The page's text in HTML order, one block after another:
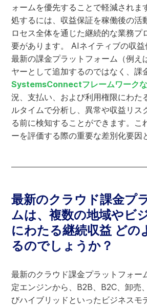
ォームを優先することで軽減されま
処するには、収益保証を稼働後の活
ロセス全体を通じた継続的な業務プ
要があります。 AIネイティブの収
最新の課金プラットフォーム（例え
ヤーとして追加するのではなく、課
SystemsConnectフレームワーク
況、支払い、および利用権限にわた
ルタイムで分析し、異常や収益リス
る前に検知することができます。こ
ーを評価する際の重要な差別化要因
最新のクラウド課金プ
ムは、複数の地域やビ
にわたる継続収益 どの
るのでしょうか？
最新のクラウド課金プラットフォー
定エンジンから、B2B、B2C、卸売
びハイブリッドといったビジネスモ